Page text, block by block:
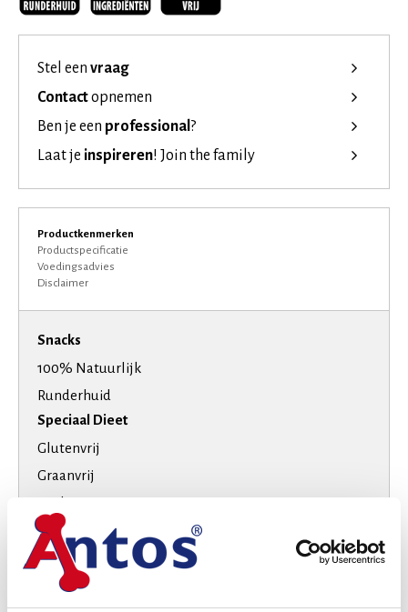
Stel een vraag
Contactopnemen
Ben je een professional ?
Laat je inspireren! Join the family
Productkenmerken
Productspecificatie
Voedingsadvies
Disclaimer
Snacks
100% Natuurlijk
Runderhuid
Speciaal Dieet
Glutenvrij
Graanvrij
High-Protein
Suikervrij
Smaak
Rund